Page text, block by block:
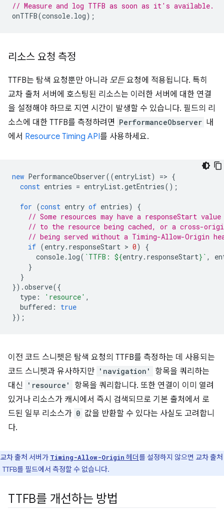
// Measure and log TTFB as soon as it's available.
onTTFB(console. log);
리소스 요청 측정
TTFB는 탐색 요청뿐만 아니라 모든요청에 적용됩니다. 특히
교차 출처 서버에 호스팅된 리소스는 이러한 서버에 대한 연결
을 설정해야 하므로 지연 시간이 발생할 수 있습니다. 필드의 리
소스에 대한 TTFB를 측정하려면 PerformanceObserver 내
에서 Resource Timing API를 사용하세요.
new PerformanceObserver((entryList) => {
const entries = entryList.getEntries();
for (const entry of entries)
{
// Some resources may have a responseStart
// to the resource being cached, or a cross-
// being served without a Timing-Allow-Origin
if (entry. responseStart > 0)
{
console. log( `TTFB: ${entry. responseStart} ` ,
}
}
}).observe({
type : 'resource' ,
buffered :
true
});
이전 코드 스니펫은 탐색 요청의 TTFB를 측정하는 데 사용되는
코드 스니펫과 유사하지만 'navigation'
항목을 쿼리하는
대신
'resource'
항목을 쿼리합니다. 또한 연결이 이미 열려
있거나 리소스가 캐시에서 즉시 검색되므로 기본 출처에서 로
드된 일부 리소스가 0 값을 반환할 수 있다는 사실도 고려합니
다.
교차 출처 서버가 Timing-Allow-Origin 헤더를 설정하지 않으면 교차 출
TTFB를 필드에서 측정할 수 없습니다.
TTFB를 개선하는 방법